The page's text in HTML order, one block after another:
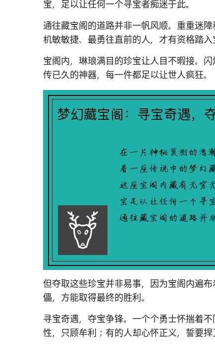
宝，足以让任何一个寻宝者痴迷于此。
通往藏宝阁的道路并非一帆风顺。重重迷
机敏敏捷、最勇往直前的人，才有资格踏入
宝阁内，琳琅满目的珍宝让人目不暇接。
传已久的神器，每一件都足以让世人疯狂。
但夺取这些珍宝并非易事，因为宝阁内遍
儡，方能取得最终的胜利。
寻宝奇遇，夺宝争锋。一个个勇士怀揣着
性，只顾牟利；有的人却心怀正义，誓要捍